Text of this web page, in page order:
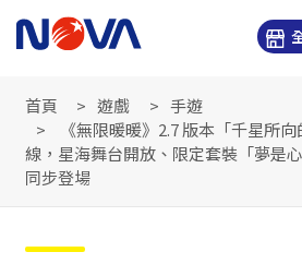
首頁 遊戲
手遊
《無限暖暖》2.7 版本「千星所
線，星海舞台開放、限定套裝「夢是
同步登場